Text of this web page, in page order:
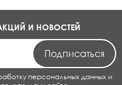
И НОВОСТЕЙ
персональных данных и